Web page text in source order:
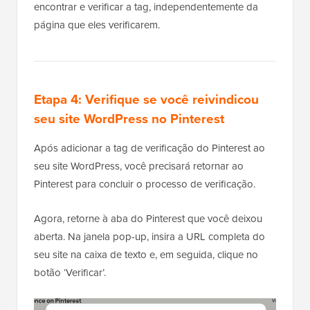
encontrar e verificar a tag, independentemente da
página que eles verificarem.
Etapa 4: Verifique se você reivindicou
seu site WordPress no Pinterest
Após adicionar a tag de verificação do Pinterest ao
seu site WordPress, você precisará retornar ao
Pinterest para concluir o processo de verificação.
Agora, retorne à aba do Pinterest que você deixou
aberta. Na janela pop-up, insira a URL completa do
seu site na caixa de texto e, em seguida, clique no
botão ‘Verificar’.